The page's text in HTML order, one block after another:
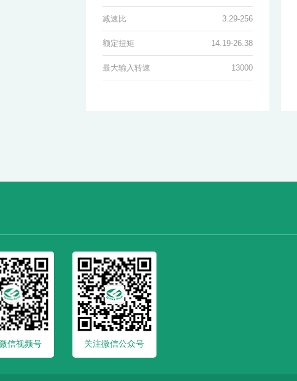
减速比 3.29-256
额定扭矩 14.19-26.38
最大输入转速 13000
信视频号 关注微信公众号